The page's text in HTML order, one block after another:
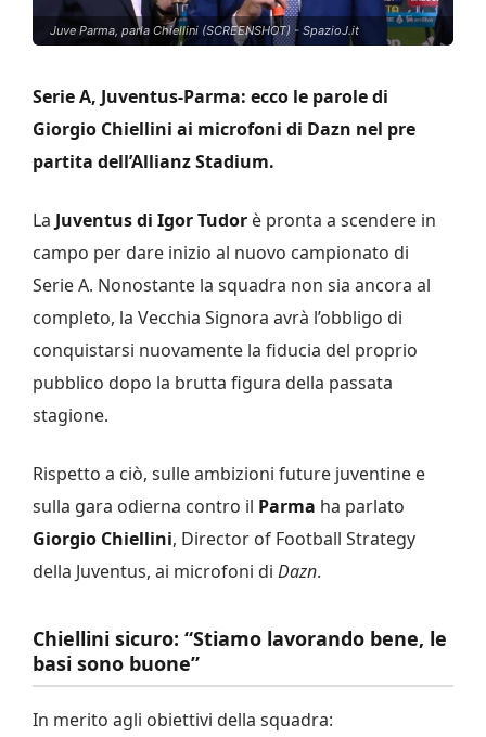
Juve Parma, parla Chiellini (SCREENSHOT) - SpazioJ.it
Serie A, Juventus-Parma: ecco le parole di
Giorgio Chiellini ai microfoni di Dazn nel pre
partita dell’Allianz Stadium.
La Juventus di Igor Tudor è pronta a scendere in
campo per dare inizio al nuovo campionato di
Serie A. Nonostante la squadra non sia ancora al
completo, la Vecchia Signora avrà l’obbligo di
conquistarsi nuovamente la fiducia del proprio
pubblico dopo la brutta figura della passata
stagione.
Rispetto a ciò, sulle ambizioni future juventine e
sulla gara odierna contro il Parma ha parlato
Giorgio Chiellini, Director of Football Strategy
della Juventus, ai microfoni di Dazn.
Chiellini sicuro: “Stiamo lavorando bene, le
basi sono buone”
In merito agli obiettivi della squadra: